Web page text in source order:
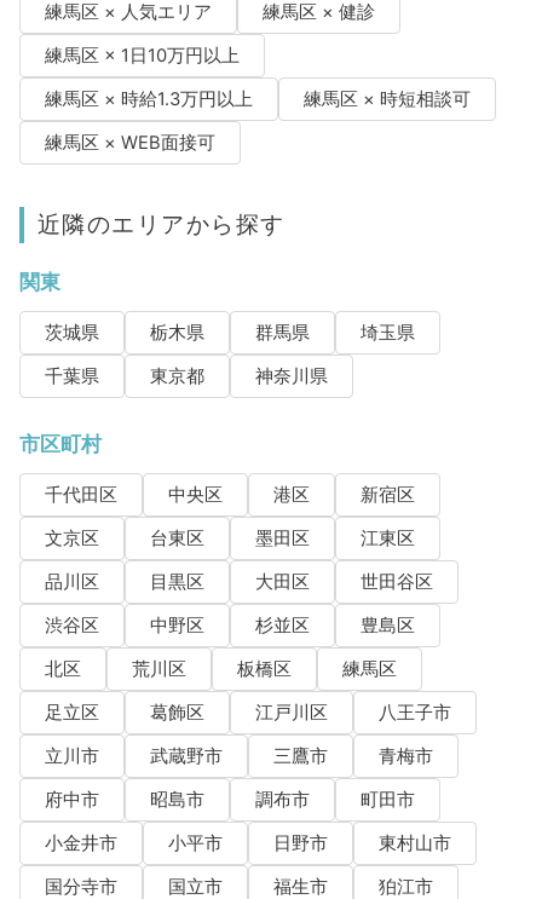
練馬区 × 人気エリア
練馬区 × 健診
練馬区 × 1日10万円以上
練馬区 × 時給1.3万円以上
練馬区 × 時短相談可
練馬区 × WEB面接可
近隣のエリアから探す
関東
茨城県 栃木県 群馬県
埼玉県
千葉県
東京都 神奈川県
市区町村
千代田区 中央区 港区
新宿区
文京区
台東区 墨田区
江東区
品川区
目黒区 大田区
世田谷区
渋谷区
中野区 杉並区
豊島区
北区
荒川区 板橋区
練馬区
足立区
葛飾区 江戸川区
八王子市
立川市
武蔵野市 三鷹市
青梅市
府中市
昭島市 調布市
町田市
小金井市
小平市 日野市
東村山市
国分寺市
国立市 福生市
狛江市